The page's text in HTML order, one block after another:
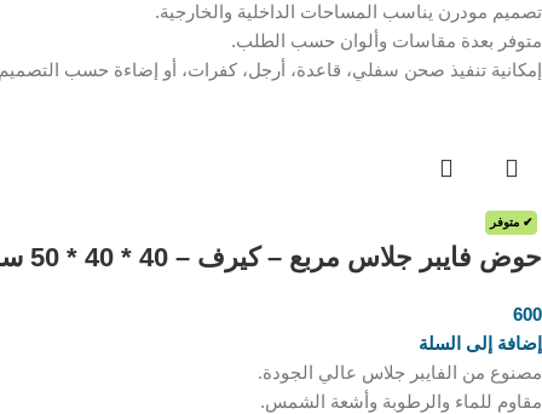
تصميم مودرن يناسب المساحات الداخلية والخارجية.
متوفر بعدة مقاسات وألوان حسب الطلب.
إمكانية تنفيذ صحن سفلي، قاعدة، أرجل، كفرات، أو إضاءة حسب
✔ متوفر
حوض فايبر جلاس مربع – كيرف – 40 * 40 * 50 سم
600
إضافة إلى السلة
مصنوع من الفايبر جلاس عالي الجودة.
مقاوم للماء والرطوبة وأشعة الشمس.